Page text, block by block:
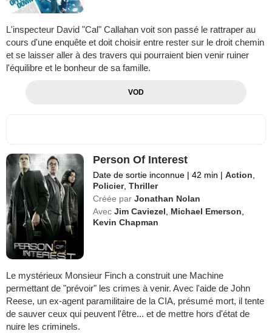
L'inspecteur David "Cal" Callahan voit son passé le rattraper au
cours d'une enquête et doit choisir entre rester sur le droit chemin
et se laisser aller à des travers qui pourraient bien venir ruiner
l'équilibre et le bonheur de sa famille.
VOD
Person Of Interest
Date de sortie inconnue | 42 min | Action
Policier,Thriller
Créée par Jonathan Nolan
Avec Jim Caviezel Michael Emerson
Kevin Chapman
Le mystérieux Monsieur Finch a construit une Machine
permettant de "prévoir" les crimes à venir. Avec l'aide de John
Reese, un ex-agent paramilitaire de la CIA, présumé mort, il tente
de sauver ceux qui peuvent l'être... et de mettre hors d'état de
nuire les criminels.